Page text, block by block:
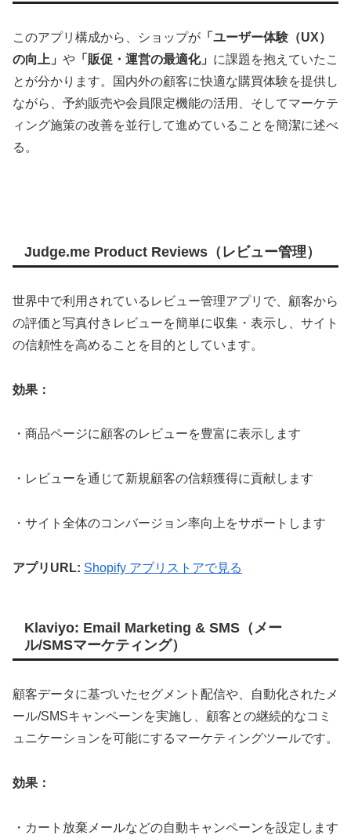
このアプリ構成から、ショップが 「ユーザー体験（UX）
の向上」 や 「販促・運営の最適化」 に課題を抱えていたこ
とが分かります。国内外の顧客に快適な購買体験を提供し
ながら、予約販売や会員限定機能の活用、そしてマーケテ
ィング施策の改善を並行して進めていることを簡潔に述べ
る。
Judge.me Product Reviews（レビュー管理）
世界中で利用されているレビュー管理アプリで、顧客から
の評価と写真付きレビューを簡単に収集・表示し、サイト
の信頼性を高めることを目的としています。
効果：
・商品ページに顧客のレビューを豊富に表示します
・レビューを通じて新規顧客の信頼獲得に貢献します
・サイト全体のコンバージョン率向上をサポートします
アプリURL: Shopify アプリストアで見る
Klaviyo: Email Marketing & SMS（メー
ル/SMSマーケティング）
顧客データに基づいたセグメント配信や、自動化されたメ
ール/SMSキャンペーンを実施し、顧客との継続的なコミ
ュニケーションを可能にするマーケティングツールです。
効果：
・カート放棄メールなどの自動キャンペーンを設定します